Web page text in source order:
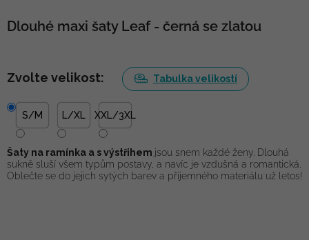
Dlouhé maxi šaty Leaf - černá se zlatou
Zvolte velikost: Tabulka velikostí
S/M L/XL XXL/3XL
Šaty na ramínka a s výstřihem jsou snem každé ženy. Dlouhá
sukně sluší všem typům postavy, a navíc je vzdušná a romantická.
Oblečte se do jejich sytých barev a příjemného materiálu už letos!